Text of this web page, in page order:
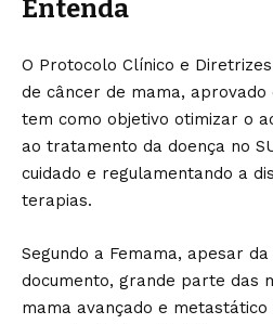
Entenda
O Protocolo Clínico e
de câncer de mama, aprovado
tem como objetivo otimizar o
ao tratamento da doença no
cuidado e regulamentando a
terapias.
Segundo a Femama, apesar
documento, grande parte das
mama avançado e